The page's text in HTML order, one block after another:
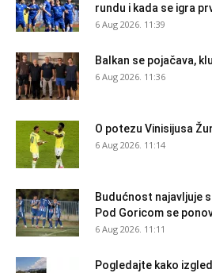
rundu i kada se igra
6 Aug 2026. 11:39
Balkan se pojačava,
6 Aug 2026. 11:36
O potezu Vinisijusa
6 Aug 2026. 11:14
Budućnost najavljuje
Pod Goricom se
6 Aug 2026. 11:11
Pogledajte kako